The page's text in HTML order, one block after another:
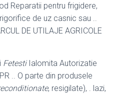
Reparatii pentru frigidere,
de uz casnic sau ..
DE UTILAJE AGRICOLE
FetestiIalomita Autorizatie
.. O parte din produsele
, resigilate), . lazi,